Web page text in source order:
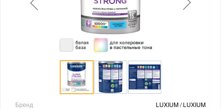
Бренд
LUXIUM / LUXIUM